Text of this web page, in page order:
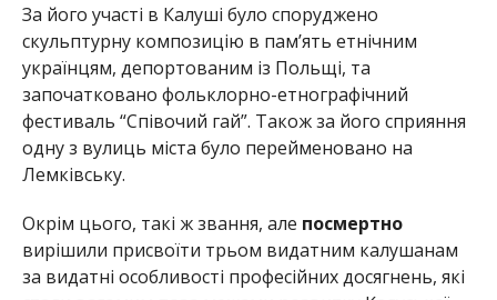
За його участі в Калуші було споруджено
скульптурну композицію в пам’ять етнічним
українцям, депортованим із Польщі, та
започатковано фольклорно-етнографічний
фестиваль “Співочий гай”. Також за його сприяння
одну з вулиць міста було перейменовано на
Лемківську.
Окрім цього, такі ж звання, але посмертно
вирішили присвоїти трьом видатним калушанам
за видатні особливості професійних досягнень, які